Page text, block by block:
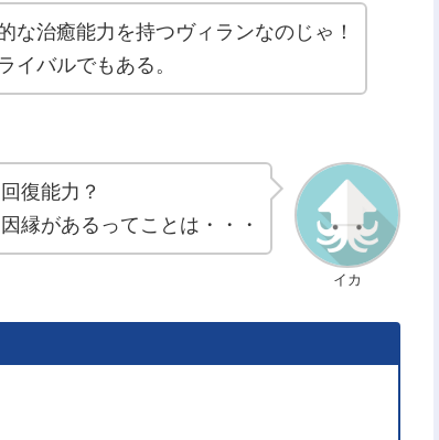
な治癒能力を持つヴィランなのじゃ！
イバルでもある。
イカ
復能力？
縁があるってことは・・・